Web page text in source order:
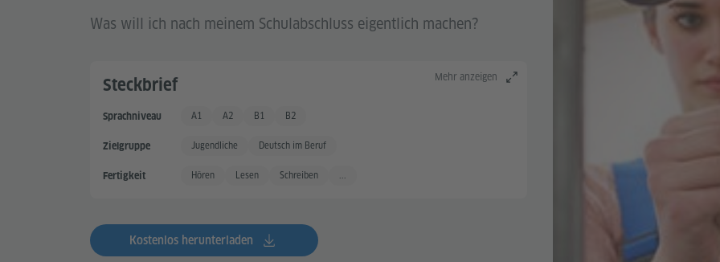
Was will ich nach meinem Schulabschluss eigentlich machen?
Mehr anzeigen
Steckbrief
Sprachniveau Grundkenntnisse
A1 Grundkenntnisse +
A2 Gute Sprachkenntnisse
B1 Gute Sprachkenntnisse +
B2
Zielgruppe Jugendliche Deutsch im Beruf
Fertigkeit Hören Lesen Schreiben ...
Kostenlos herunterladen